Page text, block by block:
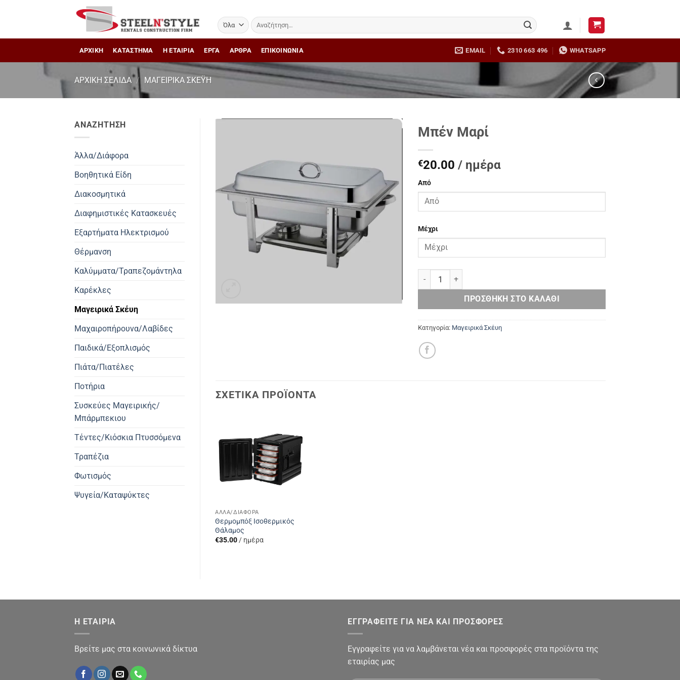
Αναζήτηση
για:
ΑΡΧΙΚΗ ΚΑΤΑΣΤΗΜΑ Η ΕΤΑΙΡΙΑ ΕΡΓΑ ΑΡΘΡΑ ΕΠΙΚΟΙΝΩΝΙΑ EMAIL 2310 663 496 WHATSAPP
ΑΡΧΙΚΉ ΣΕΛΊΔΑ / ΜΑΓΕΙΡΙΚΆ ΣΚΈΥΗ
ΑΝΑΖΗΤΗΣΗ
Άλλα/Διάφορα
Βοηθητικά Είδη
Διακοσμητικά
Διαφημιστικές Κατασκευές
Εξαρτήματα Ηλεκτρισμού
Θέρμανση
Καλύμματα/Τραπεζομάντηλα
Καρέκλες
Μαγειρικά Σκέυη
Μαχαιροπήρουνα/Λαβίδες
Παιδικά/Εξοπλισμός
Πιάτα/Πιατέλες
Ποτήρια
Συσκεύες Μαγειρικής/
Μπάρμπεκιου
Τέντες/Κιόσκια Πτυσσόμενα
Τραπέζια
Φωτισμός
Ψυγεία/Καταψύκτες
Μπέν Μαρί
€20.00 / ημέρα
Από
Μέχρι
Μπέν Μαρί ποσότητα
ΠΡΟΣΘΉΚΗ ΣΤΟ ΚΑΛΆΘΙ
Κατηγορία: Μαγειρικά Σκέυη
ΣΧΕΤΙΚΆ ΠΡΟΪΌΝΤΑ
Add to
Wishlist
ΆΛΛΑ/ΔΙΆΦΟΡΑ
Θερμομπόξ Ισοθερμικός
Θάλαμος
€35.00/ ημέρα
Η ΕΤΑΙΡΙΑ
Βρείτε μας στα κοινωνικά δίκτυα
ΕΓΓΡΑΦΕΙΤΕ ΓΙΑ ΝΕΑ ΚΑΙ ΠΡΟΣΦΟΡΕΣ
Εγγραφείτε για να λαμβάνεται νέα και προσφορές στα προϊόντα της
εταιρίας μας